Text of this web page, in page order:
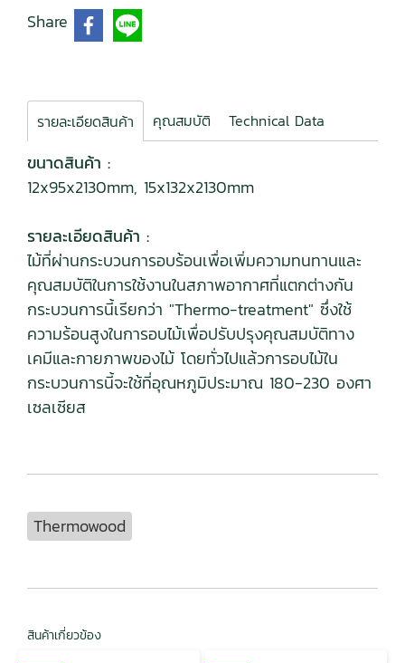
Share
รายละเอียดสินค้า คุณสมบัติ Technical Data
ขนาดสินค้า :
12x95x2130mm, 15x132x2130mm
รายละเอียดสินค้า :
ไม้ที่ผ่านกระบวนการอบร้อนเพื่อเพิ่มความทนทานและ
คุณสมบัติในการใช้งานในสภาพอากาศที่แตกต่างกัน
กระบวนการนี้เรียกว่า "Thermo-treatment" ซึ่งใช้
ความร้อนสูงในการอบไม้เพื่อปรับปรุงคุณสมบัติทาง
เคมีและกายภาพของไม้ โดยทั่วไปแล้วการอบไม้ใน
กระบวนการนี้จะใช้ที่อุณหภูมิประมาณ 180-230 องศา
เซลเซียส
Thermowood
สินค้าเกี่ยวข้อง